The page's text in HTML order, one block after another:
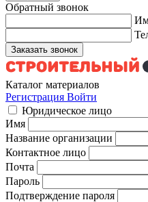
Обратный звонок
Каталог материалов
Регистрация Войти
Юридическое лицо
Имя
Название организации
Контактное лицо
Почта
Пароль
Подтверждение пароля